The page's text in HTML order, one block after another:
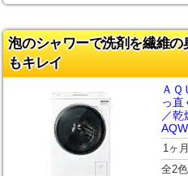
泡のシャワーで洗剤を繊維
もキレイ
Ａ
っ直
／
1ヶ
全2色